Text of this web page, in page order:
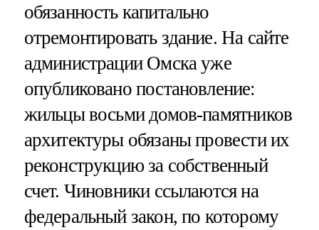
обязанность капитально
отремонтировать здание. На сайте
администрации Омска уже
опубликовано постановление:
жильцы восьми домов-памятников
архитектуры обязаны провести их
реконструкцию за собственный
счет. Чиновники ссылаются на
федеральный закон, по которому